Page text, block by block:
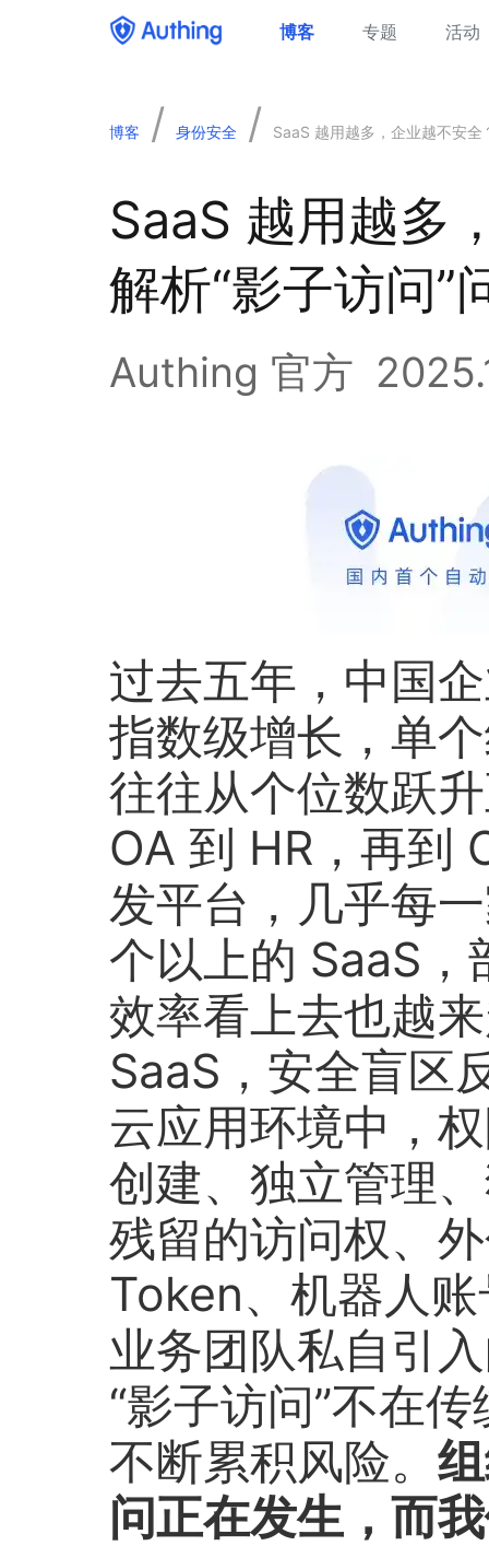
博客 专题 活动
博客 / 身份安全 / SaaS 越用越多，企业越不安全
SaaS 越用越多
解析“影子访问”
Authing 官方
过去五年，中国
指数级增长，单
往往从个位数跃
OA 到 HR，再到
发平台，几乎每
个以上的 SaaS
效率看上去也越
SaaS，安全盲区
云应用环境中，
创建、独立管理
残留的访问权、
Token、机器人
业务团队私自引
“影子访问”不在
不断累积风险。
问正在发生，而